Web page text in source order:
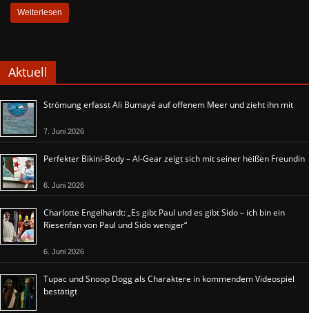
Weiterlesen
Aktuell
Strömung erfasst Ali Bumayé auf offenem Meer und zieht ihn mit
7. Juni 2026
Perfekter Bikini-Body – Al-Gear zeigt sich mit seiner heißen Freundin
6. Juni 2026
Charlotte Engelhardt: „Es gibt Paul und es gibt Sido – ich bin ein
Riesenfan von Paul und Sido weniger“
6. Juni 2026
Tupac und Snoop Dogg als Charaktere in kommendem Videospiel
bestätigt